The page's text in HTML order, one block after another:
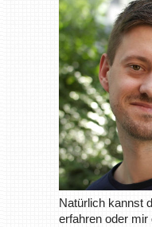
Natürlich kannst
erfahren oder mir